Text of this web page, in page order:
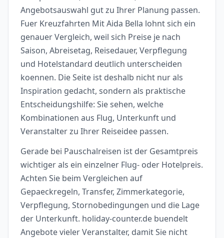
Angebotsauswahl gut zu Ihrer Planung passen.
Fuer Kreuzfahrten Mit Aida Bella lohnt sich ein
genauer Vergleich, weil sich Preise je nach
Saison, Abreisetag, Reisedauer, Verpflegung
und Hotelstandard deutlich unterscheiden
koennen. Die Seite ist deshalb nicht nur als
Inspiration gedacht, sondern als praktische
Entscheidungshilfe: Sie sehen, welche
Kombinationen aus Flug, Unterkunft und
Veranstalter zu Ihrer Reiseidee passen.
Gerade bei Pauschalreisen ist der Gesamtpreis
wichtiger als ein einzelner Flug- oder Hotelpreis.
Achten Sie beim Vergleichen auf
Gepaeckregeln, Transfer, Zimmerkategorie,
Verpflegung, Stornobedingungen und die Lage
der Unterkunft. holiday-counter.de buendelt
Angebote vieler Veranstalter, damit Sie nicht